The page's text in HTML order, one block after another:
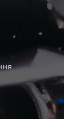
наші
та
шарів
з
фари під
впливів під
вигляд